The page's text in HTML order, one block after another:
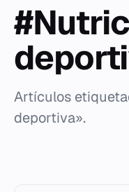
Artículos
deportiva».